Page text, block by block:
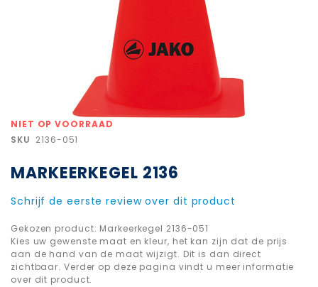
NIET OP VOORRAAD
SKU 2136-051
MARKEERKEGEL 2136
Schrijf de eerste review over dit product
Gekozen product: Markeerkegel 2136-051
Kies uw gewenste maat en kleur, het kan zijn dat de prijs
aan de hand van de maat wijzigt. Dit is dan direct
zichtbaar. Verder op deze pagina vindt u meer informatie
over dit product.
Ga
naar
van
afbeeldingen-